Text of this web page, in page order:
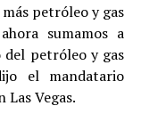
petróleo y gas
sumamos a
del petróleo y gas
el mandatario
Vegas.